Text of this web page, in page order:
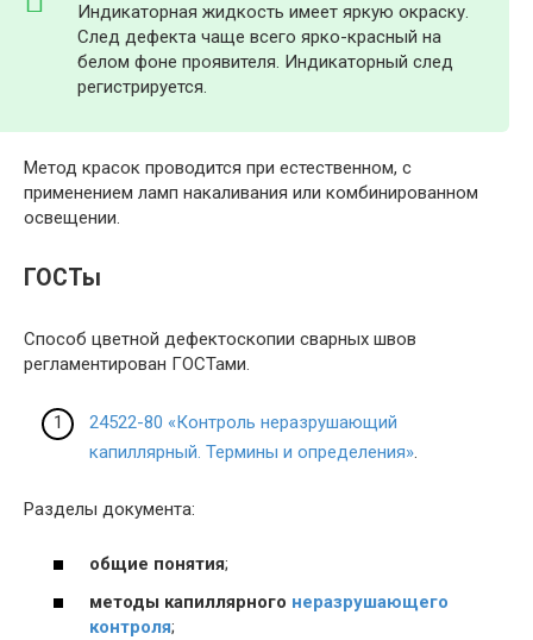
Индикаторная жидкость имеет яркую окраску.
След дефекта чаще всего ярко-красный на
белом фоне проявителя. Индикаторный след
регистрируется.
Метод красок проводится при естественном, с
применением ламп накаливания или комбинированном
освещении.
ГОСТы
Способ цветной дефектоскопии сварных швов
регламентирован ГОСТами.
24522-80 «Контроль неразрушающий
капиллярный. Термины и определения»
Разделы документа:
общие понятия;
методы капиллярного неразрушающего
контроля;